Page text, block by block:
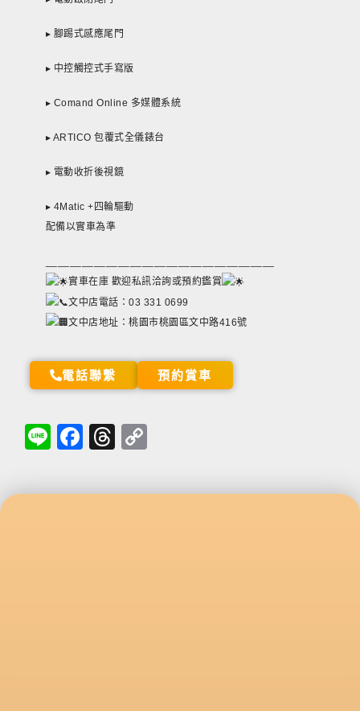
▸ 腳踢式感應尾門
▸ 中控觸控式手寫版
▸ Comand Online 多媒體系統
▸ ARTICO 包覆式全儀錶台
▸ 電動收折後視鏡
▸ 4Matic +四輪驅動
配備以實車為準
實車在庫 歡迎私訊洽詢或預約鑑賞
文中店電話：03 331 0699
文中店地址：桃園市桃園區文中路416號
電話聯繫 預約賞車
Li
Fa
bo
T
ea y